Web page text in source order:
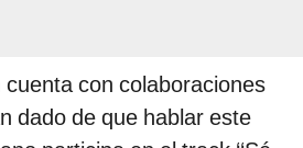
con colaboraciones
dado de que hablar este